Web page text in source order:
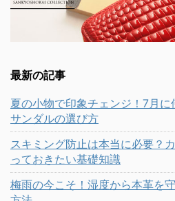
最新の記事
夏の小物で印象チェンジ！7月に
サンダルの選び方
スキミング防止は本当に必要？
っておきたい基礎知識
梅雨の今こそ！湿度から本革を